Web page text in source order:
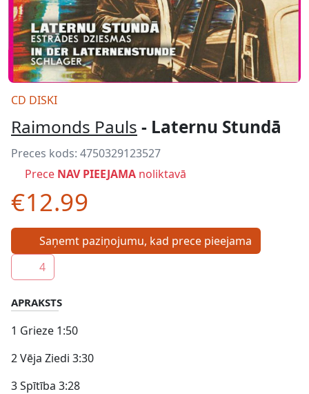
CD DISKI
Raimonds Pauls - Laternu Stundā
Preces kods: 4750329123527
Prece NAV PIEEJAMA noliktavā
€12.99
Saņemt paziņojumu, kad prece pieejama
4
APRAKSTS
1 Grieze 1:50
2 Vēja Ziedi 3:30
3 Spītība 3:28